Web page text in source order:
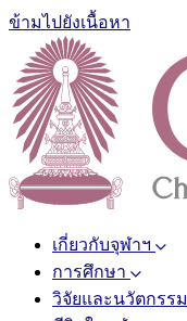
ข้ามไปยังเนื้อหา
เกี่ยวกับจุฬาฯ
การศึกษา
วิจัยและนวัตกรรม